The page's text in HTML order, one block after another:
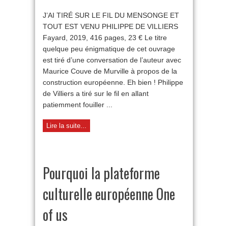
2019
J’AI TIRÉ SUR LE FIL DU MENSONGE ET
TOUT EST VENU PHILIPPE DE VILLIERS
Fayard, 2019, 416 pages, 23 € Le titre
quelque peu énigmatique de cet ouvrage
est tiré d’une conversation de l’auteur avec
Maurice Couve de Murville à propos de la
construction européenne. Eh bien ! Philippe
de Villiers a tiré sur le fil en allant
patiemment fouiller ...
Lire la suite...
Pourquoi la plateforme
culturelle européenne One
of us